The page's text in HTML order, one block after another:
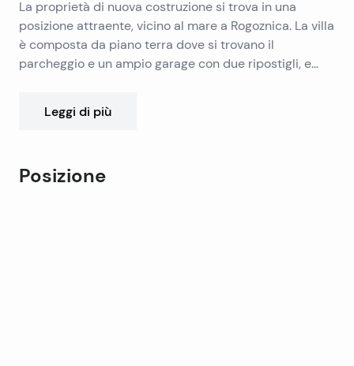
La proprietà di nuova costruzione si trova in una
posizione attraente, vicino al mare a Rogoznica. La villa
è composta da piano terra dove si trovano il
parcheggio e un ampio garage con due ripostigli, e
una vista mozzafiato sul mare. La casa è stata
curato è arricchito da piante e alberi mediterranei.
Leggi di più
Posizione